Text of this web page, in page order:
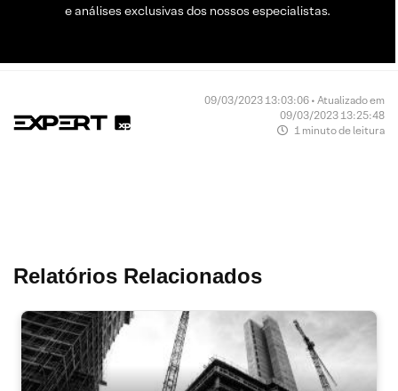
e análises exclusivas dos nossos especialistas.
09/03/2023 13:03:06 • Atualizado em
09/03/2023 13:25:48
1 minuto de leitura
Relatórios Relacionados